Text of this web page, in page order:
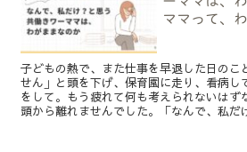
ママって、
子どもの熱で、また仕事を早退した日のこ
せん」と頭を下げ、保育園に走り、看病し
をして。もう疲れて何も考えられないはず
頭から離れませんでした。「なんで、私だ